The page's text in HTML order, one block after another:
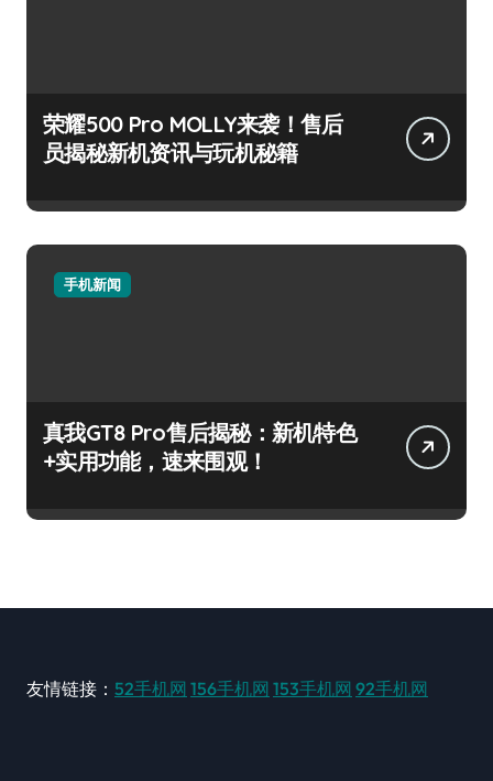
荣耀500 Pro MOLLY来袭！售后
员揭秘新机资讯与玩机秘籍
手机新闻
真我GT8 Pro售后揭秘：新机特色
+实用功能，速来围观！
友情链接： 52手机网 156手机网 153手机网 92手机网